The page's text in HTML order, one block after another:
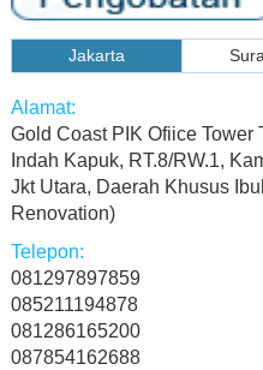
Jakarta
Gold Coast PIK Ofiice Tower
Indah Kapuk, RT.8/RW.1,
Jkt Utara, Daerah Khusus
Renovation)
081297897859
085211194878
081286165200
087854162688